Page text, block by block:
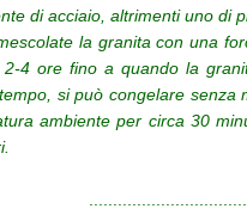
di acciaio, altrimenti uno di
la granita con una
4 ore fino a quando la
si può congelare senza
ambiente per circa 30